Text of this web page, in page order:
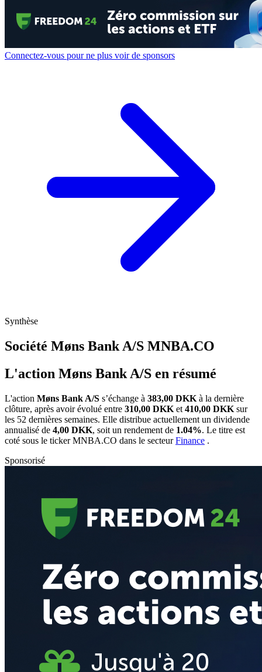
Connectez-vous pour ne plus voir de sponsors
Synthèse
Société Møns Bank A/S MNBA.CO
L'action Møns Bank A/S en résumé
L'action Møns Bank A/S s’échange à 383,00 DKK à la dernière
clôture, après avoir évolué entre 310,00 DKK et 410,00 DKK sur
les 52 dernières semaines. Elle distribue actuellement un dividende
annualisé de 4,00 DKK, soit un rendement de 1.04%. Le titre est
coté sous le tickerMNBA.CO dans le secteurFinance .
Sponsorisé